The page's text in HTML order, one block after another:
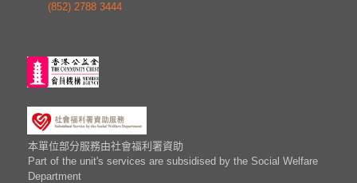
(852) 2788 3444
本單位部分服務由社會福利署資助
Part of the unit's services are subsidised by the Social Welfare
Department